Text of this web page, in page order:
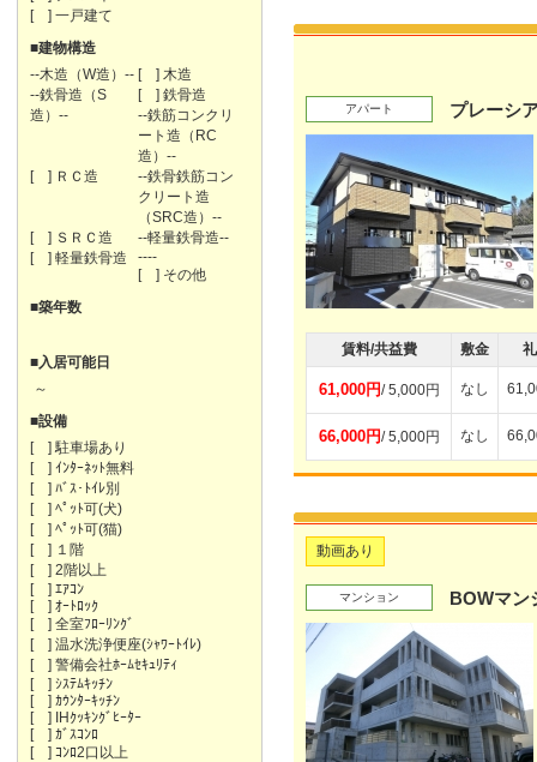
[ ] 一戸建て
■建物構造
--木造（W造）-- [ ] 木造
--鉄骨造（S
造）--
[ ] 鉄骨造
--鉄筋コンクリ
ート造（RC
造）--
[ ] ＲＣ造
--鉄骨鉄筋コン
クリート造
（SRC造）--
[ ] ＳＲＣ造
--軽量鉄骨造--
[ ] 軽量鉄骨造
----
[ ] その他
■築年数
■入居可能日
～
■設備
[ ] 駐車場あり
[ ] ｲﾝﾀｰﾈｯﾄ無料
[ ] ﾊﾞｽ･ﾄｲﾚ別
[ ] ﾍﾟｯﾄ可(犬)
[ ] ﾍﾟｯﾄ可(猫)
[ ] １階
[ ] 2階以上
[ ] ｴｱｺﾝ
[ ] ｵｰﾄﾛｯｸ
[ ] 全室ﾌﾛｰﾘﾝｸﾞ
[ ] 温水洗浄便座(ｼｬﾜｰﾄｲﾚ)
[ ] 警備会社ﾎｰﾑｾｷｭﾘﾃｨ
[ ] ｼｽﾃﾑｷｯﾁﾝ
[ ] ｶｳﾝﾀｰｷｯﾁﾝ
[ ] IHｸｯｷﾝｸﾞﾋｰﾀｰ
[ ] ｶﾞｽｺﾝﾛ
[ ] ｺﾝﾛ2口以上
アパート プレーシ
賃料/共益費 敷金
61,000円/ 5,000円 なし
66,000円/ 5,000円 なし
動画あり
マンション BOWマン